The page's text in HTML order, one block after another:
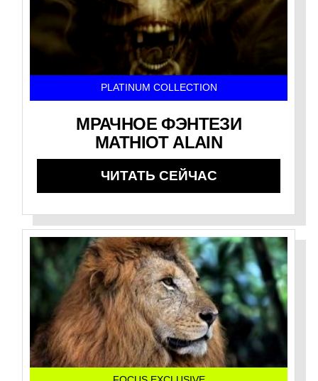
PLATINUM COLLECTION
МРАЧНОЕ ФЭНТЕЗИ
MATHIOT ALAIN
ЧИТАТЬ СЕЙЧАС